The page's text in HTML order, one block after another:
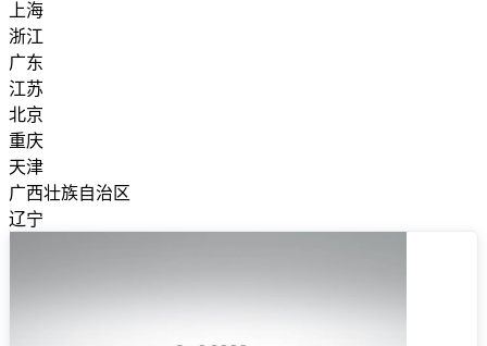
上海
浙江
广东
江苏
北京
重庆
天津
广西壮族自治区
辽宁